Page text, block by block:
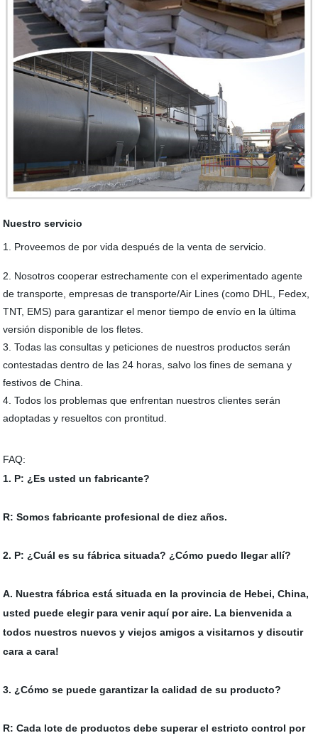
Nuestro servicio
1. Proveemos de por vida después de la venta de servicio.
2. Nosotros cooperar estrechamente con el experimentado agente
de transporte, empresas de transporte/Air Lines (como DHL, Fedex,
TNT, EMS) para garantizar el menor tiempo de envío en la última
versión disponible de los fletes.
3. Todas las consultas y peticiones de nuestros productos serán
contestadas dentro de las 24 horas, salvo los fines de semana y
festivos de China.
4. Todos los problemas que enfrentan nuestros clientes serán
adoptadas y resueltos con prontitud.
FAQ:
1. P: ¿Es usted un fabricante?
R: Somos fabricante profesional de diez años.
2. P: ¿Cuál es su fábrica situada? ¿Cómo puedo llegar allí?
A. Nuestra fábrica está situada en la provincia de Hebei, China,
usted puede elegir para venir aquí por aire. La bienvenida a
todos nuestros nuevos y viejos amigos a visitarnos y discutir
cara a cara!
3. ¿Cómo se puede garantizar la calidad de su producto?
R: Cada lote de productos debe superar el estricto control por